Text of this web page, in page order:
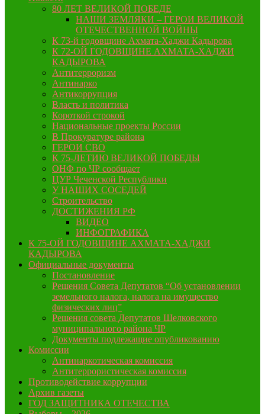
80 ЛЕТ ВЕЛИКОЙ ПОБЕДЕ
НАШИ ЗЕМЛЯКИ – ГЕРОИ ВЕЛИКОЙ
ОТЕЧЕСТВЕННОЙ ВОЙНЫ
К 73-й годовщине Ахмата-Хаджи Кадырова
К 72-ОЙ ГОДОВЩИНЕ АХМАТА-ХАДЖИ
КАДЫРОВА
Антитерроризм
Антинарко
Антикоррупция
Власть и политика
Короткой строкой
Национальные проекты России
В Прокуратуре района
ГЕРОИ СВО
К 75-ЛЕТИЮ ВЕЛИКОЙ ПОБЕДЫ
ОНФ по ЧР сообщает
ЦУР Чеченской Республики
У НАШИХ СОСЕДЕЙ
Строительство
ДОСТИЖЕНИЯ РФ
ВИДЕО
ИНФОГРАФИКА
К 75-ОЙ ГОДОВЩИНЕ АХМАТА-ХАДЖИ
КАДЫРОВА
Официальные документы
Постановление
Решения Совета Депутатов “Об установлении
земельного налога, налога на имущество
физических лиц”
Решения совета Депутатов Шелковского
муниципального района ЧР
Документы подлежащие опубликованию
Комиссии
Антинаркотическая комиссия
Антитеррористическая комиссия
Противодействие коррупции
Архив газеты
ГОД ЗАЩИТНИКА ОТЕЧЕСТВА